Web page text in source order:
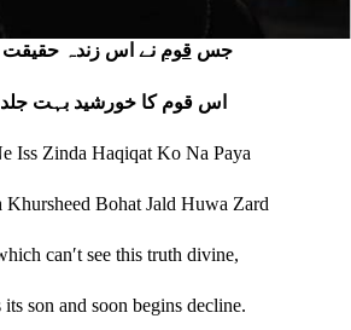
جسقوم نے اس زندہ حقیقت
اس قوم کا خورشید بہت جلد
Iss Zinda Haqiqat Ko Na Paya
Khursheed Bohat Jald Huwa Zard
canʹt see this truth divine,
son and soon begins decline.